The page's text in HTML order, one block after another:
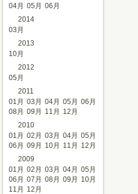
04月 05月 06月
2014
03月
2013
10月
2012
05月
2011
01月 03月 04月 05月 06月
08月 09月 11月
12月
2010
01月 02月 03月 04月 05月
06月 09月 10月 11月
12月
2009
01月 02月 03月 04月 05月
06月 07月 08月 09月
10月
11月
12月